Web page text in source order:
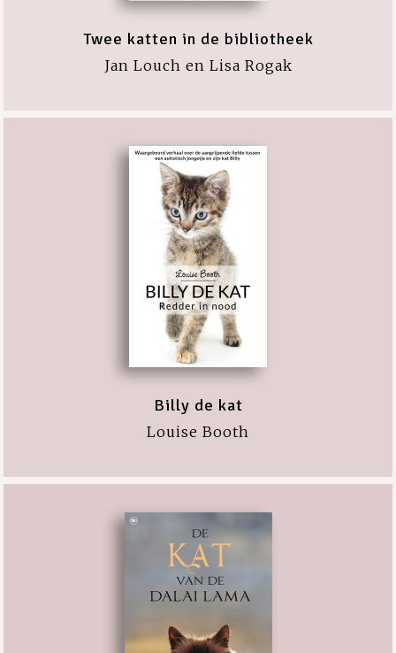
Twee katten in de bibliotheek
Jan Louch en Lisa Rogak
Billy de kat
Louise Booth